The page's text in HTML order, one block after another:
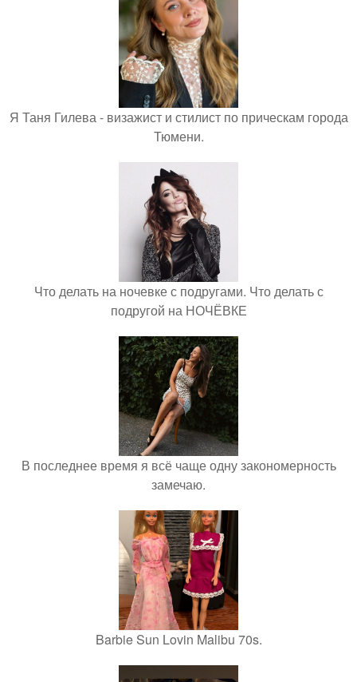
Я Таня Гилева - визажист и стилист по прическам города
Тюмени.
Что делать на ночевке с подругами. Что делать с
подругой на НОЧЁВКЕ
В последнее время я всё чаще одну закономерность
замечаю.
Barbie Sun Lovin Malibu 70s.